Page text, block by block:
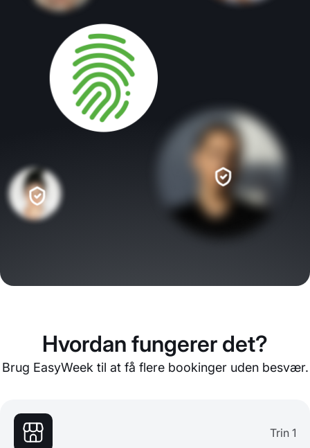
Hvordan fungerer det?
Brug EasyWeek til at få flere bookinger uden besvær.
Trin 1